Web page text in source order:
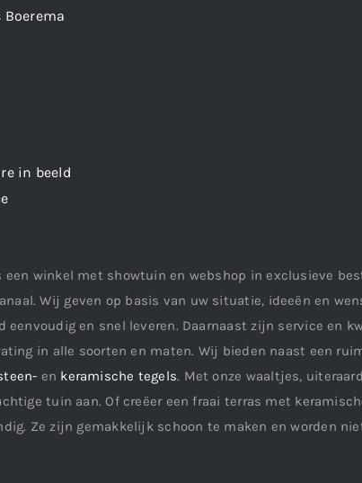
in beeld
een winkel met showtuin en webshop in exclusieve
Wij geven op basis van uw situatie, ideeën en
en snel leveren. Daarnaast zijn service en
in alle soorten en maten. Wij bieden naast een
en keramische tegels. Met onze waaltjes,
tuin aan. Of creëer een fraai terras met
Ze zijn gemakkelijk schoon te maken en worden